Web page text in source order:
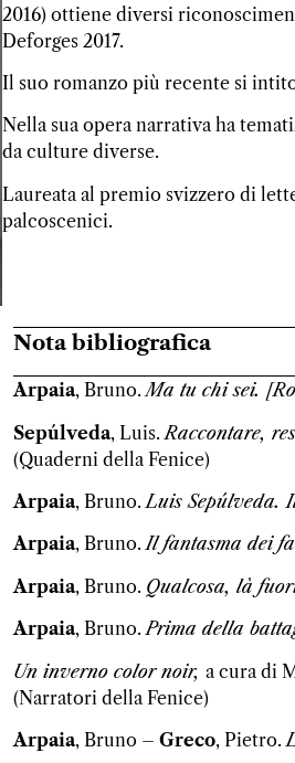
2016) ottiene diversi
Deforges 2017.
Il suo romanzo più recente si
Nella sua opera narrativa ha
da culture diverse.
Laureata al premio svizzero di
palcoscenici.
Nota bibliografica
Arpaia, Bruno.Ma tu chi sei.
Sepúlveda, Luis. Raccontare,
(Quaderni della Fenice)
Arpaia, Bruno. Luis Sepúlveda.
Arpaia, Bruno.Il fantasma dei
Arpaia, Bruno. Qualcosa, là
Arpaia, Bruno.Prima della
Un inverno color noir, a cura di
(Narratori della Fenice)
Arpaia, Bruno – Greco, Pietro.